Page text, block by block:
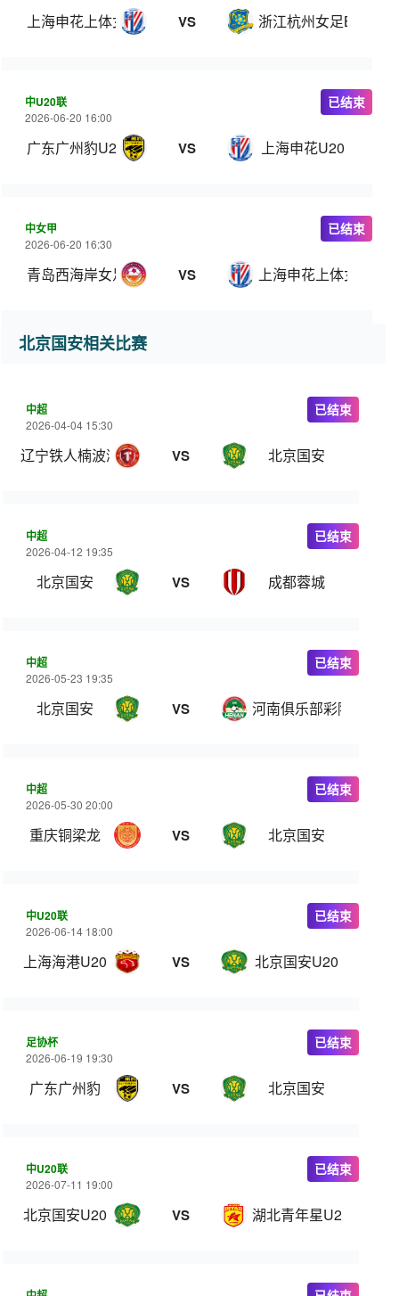
上海申花上体女足 VS 浙江杭州女足B队
中U20联
2026-06-20 16:00
广东广州豹U20 VS 上海申花U20
已结束
中女甲
2026-06-20 16:30
青岛西海岸女足 VS 上海申花上体女足
已结束
北京国安相关比赛
中超
2026-04-04 15:30
辽宁铁人楠波湾 VS 北京国安
已结束
中超
2026-04-12 19:35
北京国安 VS 成都蓉城
已结束
中超
2026-05-23 19:35
北京国安 VS 河南俱乐部彩陶坊
已结束
中超
2026-05-30 20:00
重庆铜梁龙 VS 北京国安
已结束
中U20联
2026-06-14 18:00
上海海港U20 VS 北京国安U20
已结束
足协杯
2026-06-19 19:30
广东广州豹 VS 北京国安
已结束
中U20联
2026-07-11 19:00
北京国安U20 VS 湖北青年星U20
已结束